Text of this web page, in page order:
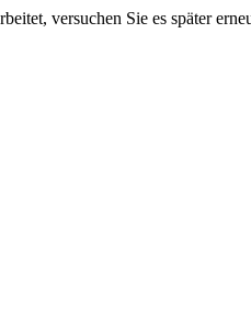
versuchen Sie es später